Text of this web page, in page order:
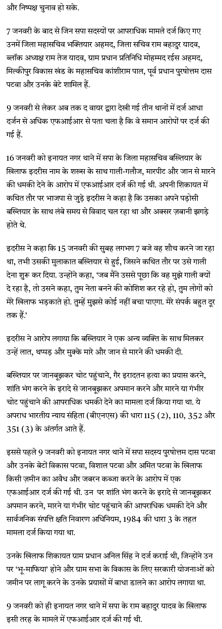
और निष्पक्ष चुनाव हो सके.
7 जनवरी के बाद से जिन सपा सदस्यों पर आपराधिक मामले दर्ज किए गए
उनमें जिला महासचिव भक्तियार अहमद, जिला सचिव राम बहादुर यादव,
ब्लॉक अध्यक्ष राम तेज यादव, ग्राम प्रधान प्रतिनिधि मोहम्मद रईस अहमद,
मिल्कीपुर विकास खंड के महासचिव कांशीराम पाल, पूर्व प्रधान पुरषोत्तम दास
पटवा और उनके बेटे शामिल हैं.
9 जनवरी से लेकर अब तक द वायर द्वारा देखी गई तीन थानों में दर्ज आधा
दर्जन से अधिक एफआईआर से पता चला है कि वे समान आरोपों पर दर्ज की
गई हैं.
16 जनवरी को इनायत नगर थाने में सपा के जिला महासचिव बख्तियार के
खिलाफ इदरीस नाम के शख्स के साथ गाली-गलौज, मारपीट और जान से मारने
की धमकी देने के आरोप में एफआईआर दर्ज की गई थी. अपनी शिकायत में
कथित तौर पर भाजपा से जुड़े इदरीस ने कहा है कि उसका अपने पड़ोसी
बख्तियार के साथ लंबे समय से विवाद चल रहा था और अक्सर ज़बानी झगड़े
होते थे.
इदरीस ने कहा कि 15 जनवरी की सुबह लगभग 7 बजे वह शौच करने जा रहा
था, तभी उसकी मुलाकात बख्तियार से हुई, जिसने कथित तौर पर उसे गाली
देना शुरू कर दिया. उन्होंने कहा, ‘जब मैंने उससे पूछा कि वह मुझे गाली क्यों
दे रहा है, तो उसने कहा, तुम नेता बनने की कोशिश कर रहे हो, तुम लोगों को
मेरे खिलाफ भड़काते हो. तुम्हें मुझसे कोई नहीं बचा पाएगा. मेरे संपर्क बहुत दूर
तक हैं.’
इदरीस ने आरोप लगाया कि बख्तियार ने एक अन्य व्यक्ति के साथ मिलकर
उन्हें लात, थप्पड़ और मुक्के मारे और जान से मारने की धमकी दी.
बख्तियार पर जानबूझकर चोट पहुंचाने, गैर इरादतन हत्या का प्रयास करने,
शांति भंग करने के इरादे से जानबूझकर अपमान करने और मारने या गंभीर
चोट पहुंचाने की आपराधिक धमकी देने का मामला दर्ज किया गया था. ये
अपराध भारतीय न्याय संहिता (बीएनएस) की धारा 115 (2), 110, 352 और
351 (3) के अंतर्गत आते हैं.
इससे पहले 9 जनवरी को इनायत नगर थाने में सपा सदस्य पुरषोत्तम दास पटवा
और उनके बेटों विकास पटवा, विशाल पटवा और अमित पटवा के खिलाफ
किसी ज़मीन का अवैध और जबरन कब्जा करने के आरोप में एक
एफआईआर दर्ज की गई थी. उन पर शांति भंग करने के इरादे से जानबूझकर
अपमान करने, मारने या गंभीर चोट पहुंचाने की आपराधिक धमकी देने और
सार्वजनिक संपत्ति क्षति निवारण अधिनियम, 1984 की धारा 3 के तहत
मामला दर्ज किया गया था.
उनके खिलाफ शिकायत ग्राम प्रधान अनिल सिंह ने दर्ज कराई थी, जिन्होंने उन
पर ‘भू-माफिया’ होने और ग्राम सभा के विकास के लिए सरकारी योजनाओं को
जमीन पर लागू करने के उनके प्रयासों में बाधा डालने का आरोप लगाया था.
9 जनवरी को ही इनायत नगर थाने में सपा के राम बहादुर यादव के खिलाफ
इसी तरह के मामले में एफआईआर दर्ज की गई थी.